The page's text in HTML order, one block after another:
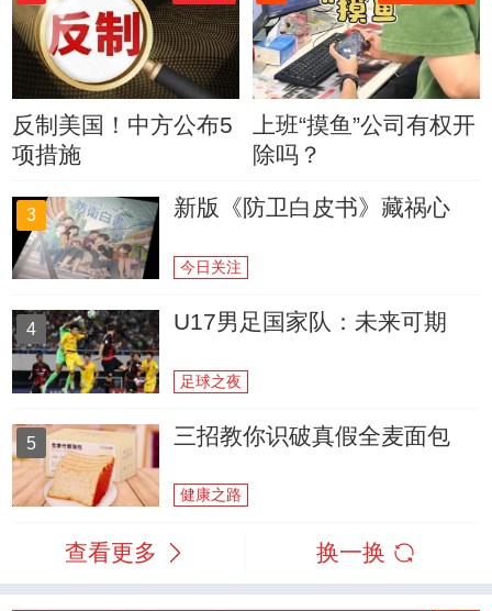
反制美国！中方公布5
项措施
上班“摸鱼”公司有权开
除吗？
3 新版《防卫白皮书》藏祸心
今日关注
4 U17男足国家队：未来可期
足球之夜
5 三招教你识破真假全麦面包
健康之路
查看更多 换一换